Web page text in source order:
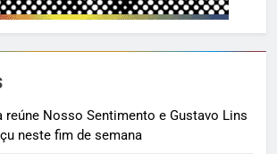
reúne Nosso Sentimento e Gustavo Lins
neste fim de semana